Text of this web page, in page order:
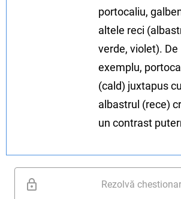
portocaliu,
altele reci
verde, violet). De
exemplu,
(cald) juxtapus cu
albastrul (rece)
un contrast
Rezolvă